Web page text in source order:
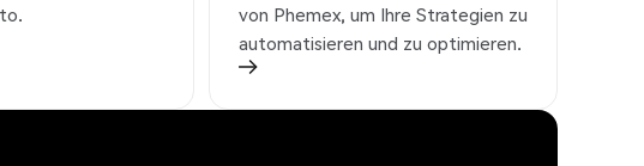
von Phemex, um Ihre Strategien zu
automatisieren und zu optimieren.